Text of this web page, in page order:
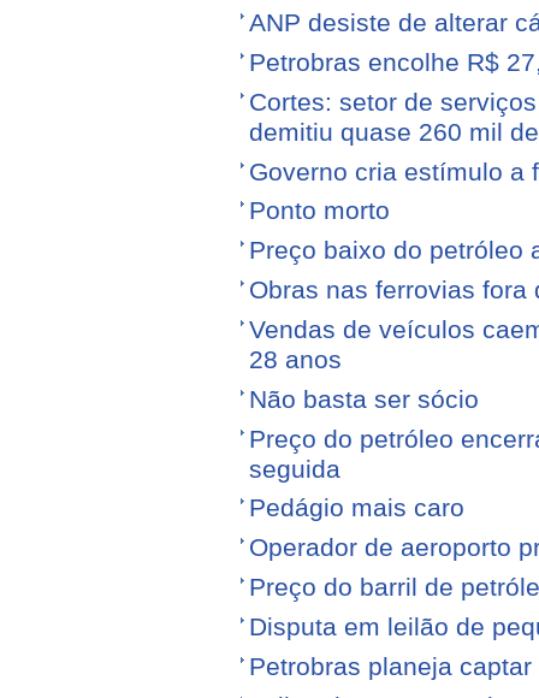
ANP desiste de alterar
Petrobras encolhe R$
Cortes: setor de
demitiu quase 260 mil
Governo cria estímulo a
Ponto morto
Preço baixo do petróleo
Obras nas ferrovias fora
Vendas de veículos
28 anos
Não basta ser sócio
Preço do petróleo
seguida
Pedágio mais caro
Operador de aeroporto
Preço do barril de
Disputa em leilão de
Petrobras planeja